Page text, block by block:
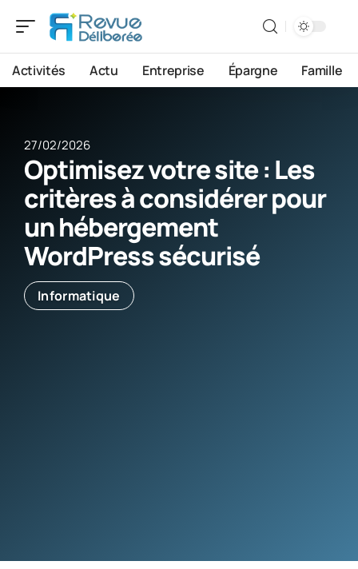
Activités Actu Entreprise Épargne Famille
27/02/2026
Optimisez votre site : Les
critères à considérer pour
un hébergement
WordPress sécurisé
Informatique